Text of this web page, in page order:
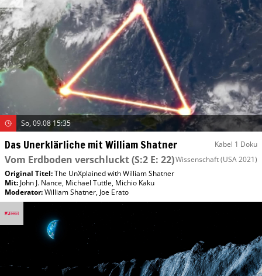
So, 09.08 15:35
Das Unerklärliche mit William Shatner Kabel 1 Doku
Vom Erdboden verschluckt(S:2 E: 22)Wissenschaft(USA 2021)
Original Titel:The UnXplained with William Shatner
Mit: John J. Nance, Michael Tuttle, Michio Kaku
Moderator:William Shatner, Joe Erato